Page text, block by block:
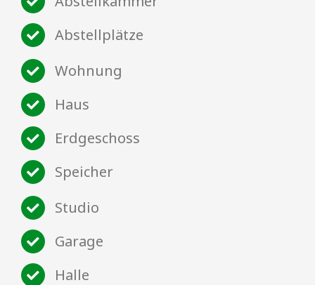
Abstellplätze
Wohnung
Haus
Erdgeschoss
Speicher
Studio
Garage
Halle